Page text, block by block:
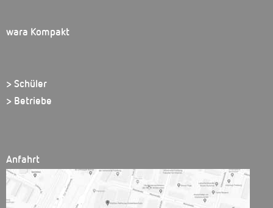
wara Kompakt
> Schüler
> Betriebe
Anfahrt